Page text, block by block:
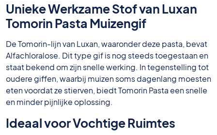
Unieke Werkzame Stof van Luxan
Tomorin Pasta Muizengif
De Tomorin-lijn van Luxan, waaronder deze pasta, bevat
Alfachloralose. Dit type gif is nog steeds toegestaan en
staat bekend om zijn snelle werking. In tegenstelling tot
oudere giffen, waarbij muizen soms dagenlang moesten
eten voordat ze stierven, biedt Tomorin Pasta een snelle
en minder pijnlijke oplossing.
Ideaal voor Vochtige Ruimtes